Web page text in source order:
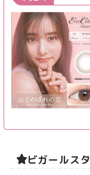
ビガールス